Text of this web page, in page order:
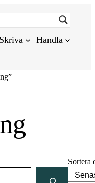
Skriva
Handla
Sortera